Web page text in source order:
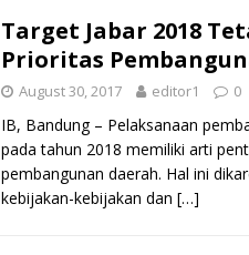
Target Jabar 2018
Prioritas
August 30, 2017 editor1 0
IB, Bandung – Pelaksanaan
pada tahun 2018 memiliki arti
pembangunan daerah. Hal ini
kebijakan-kebijakan dan […]